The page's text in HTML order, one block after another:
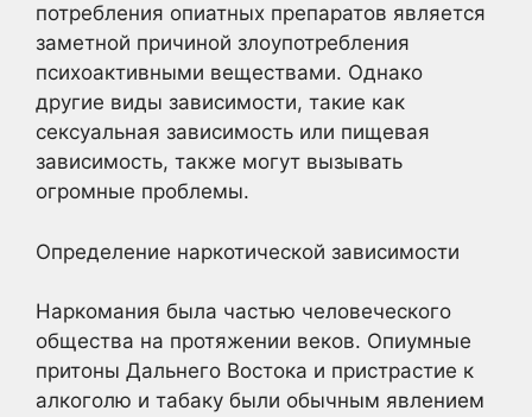
потребления опиатных препаратов является
заметной причиной злоупотребления
психоактивными веществами. Однако
другие виды зависимости, такие как
сексуальная зависимость или пищевая
зависимость, также могут вызывать
огромные проблемы.
Определение наркотической зависимости
Наркомания была частью человеческого
общества на протяжении веков. Опиумные
притоны Дальнего Востока и пристрастие к
алкоголю и табаку были обычным явлением